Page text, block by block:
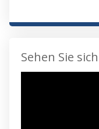
Sehen Sie